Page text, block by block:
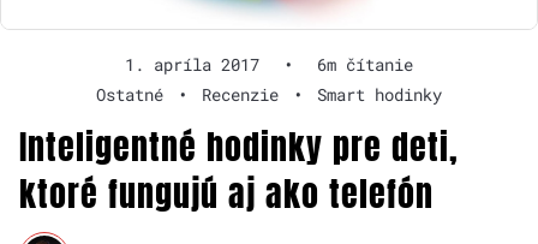
1. apríla 2017 •
6m čítanie
Ostatné
• Recenzie • Smart hodinky
Inteligentné hodinky pre deti,
ktoré fungujú aj ako telefón